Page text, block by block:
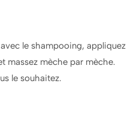
le shampooing, appliquez
massez mèche par mèche.
le souhaitez.